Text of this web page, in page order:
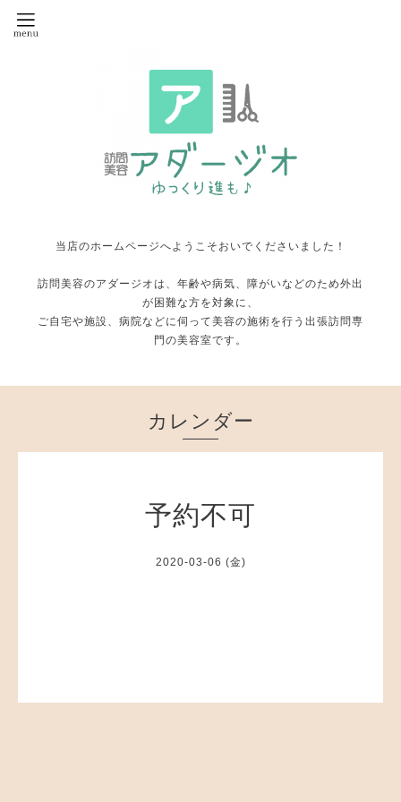
当店のホームページへようこそおいでくださいました！
訪問美容のアダージオは、年齢や病気、障がいなどのため外出
が困難な方を対象に、
ご自宅や施設、病院などに伺って美容の施術を行う出張訪問専
門の美容室です。
カレンダー
予約不可
2020-03-06 (金)